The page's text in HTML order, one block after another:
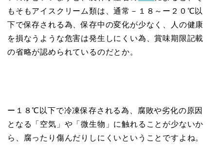
もそもアイスクリーム類は、通常－１８～ー２０℃以
下で保存される為、保存中の変化が少なく、人の健康
を損なうような危害は発生しにくい為、賞味期限記載
の省略が認められているのだとか。
ー１８℃以下で冷凍保存される為、腐敗や劣化の原因
となる「空気」や「微生物」に触れることが少ないか
ら、腐ったり傷んだりしにくいということですよね。